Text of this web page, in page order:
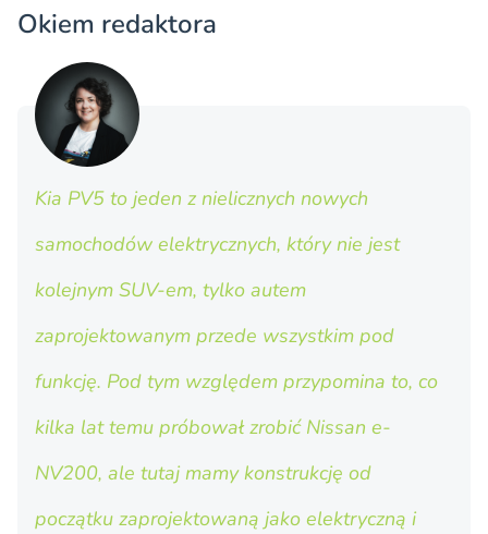
Okiem redaktora
Kia PV5 to jeden z nielicznych nowych
samochodów elektrycznych, który nie jest
kolejnym SUV-em, tylko autem
zaprojektowanym przede wszystkim pod
funkcję. Pod tym względem przypomina to, co
kilka lat temu próbował zrobić Nissan e-
NV200, ale tutaj mamy konstrukcję od
początku zaprojektowaną jako elektryczną i